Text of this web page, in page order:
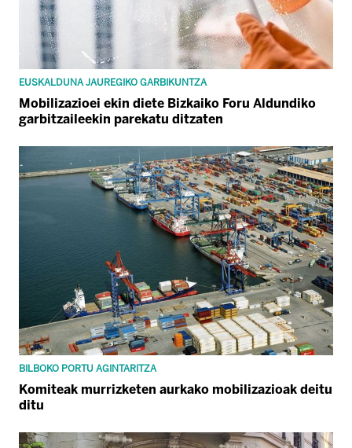
EUSKALDUNA JAUREGIKO GARBIKUNTZA
Mobilizazioei ekin diete Bizkaiko Foru Aldundiko
garbitzaileekin parekatu ditzaten
BILBOKO PORTU AGINTARITZA
Komiteak murrizketen aurkako mobilizazioak deitu
ditu